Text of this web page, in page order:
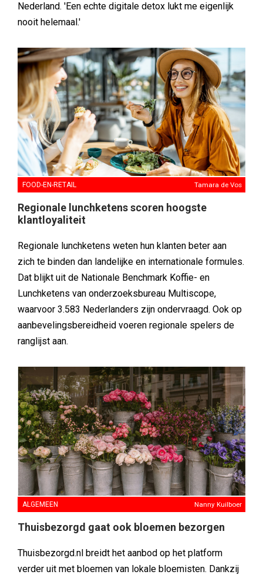
Nederland. 'Een echte digitale detox lukt me eigenlijk
nooit helemaal.'
FOOD-EN-RETAIL Tamara de Vos
Regionale lunchketens scoren hoogste
klantloyaliteit
Regionale lunchketens weten hun klanten beter aan
zich te binden dan landelijke en internationale formules.
Dat blijkt uit de Nationale Benchmark Koffie- en
Lunchketens van onderzoeksbureau Multiscope,
waarvoor 3.583 Nederlanders zijn ondervraagd. Ook op
aanbevelingsbereidheid voeren regionale spelers de
ranglijst aan.
ALGEMEEN Nanny Kuilboer
Thuisbezorgd gaat ook bloemen bezorgen
Thuisbezorgd.nl breidt het aanbod op het platform
verder uit met bloemen van lokale bloemisten. Dankzij